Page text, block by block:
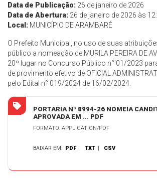
Data de Publicação: 26 de janeiro de 2026
Data de Abertura: 26 de janeiro de 2026 às
Local: MUNICÍPIO DE ARAMBARÉ
O Prefeito Municipal, no uso de suas
público a nomeação de MURILA PEREIRA DE
20º lugar no Concurso Público n° 01/2023
de provimento efetivo de OFICIAL
pelo Edital n° 019/2024 de 16/02/2024.
PORTARIA Nº 8994-26 NOMEIA
APROVADA EM ... PDF
FORMATO: APPLICATION/PDF
BAIXAR EM: PDF |TXT | CSV